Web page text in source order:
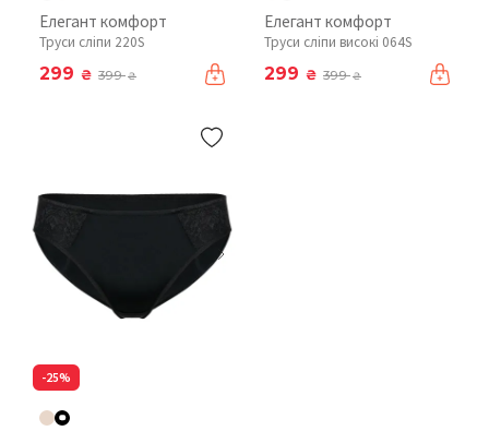
Елегант комфорт
Труси сліпи 220S
299 ₴ 399₴
Елегант комфорт
Труси сліпи високі 064S
299 ₴ 399₴
-25%